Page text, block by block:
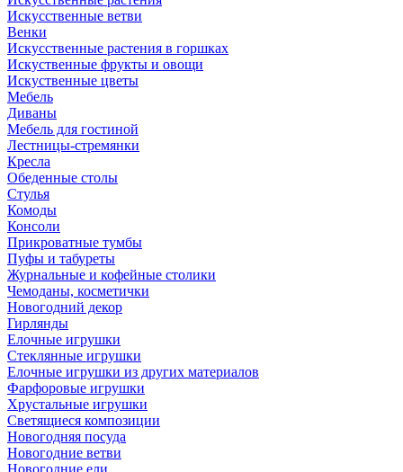
Искусственные ветви
Венки
Искусственные растения в горшках
Искуственные фрукты и овощи
Искуственные цветы
Мебель
Диваны
Мебель для гостиной
Лестницы-стремянки
Кресла
Обеденные столы
Стулья
Комоды
Консоли
Прикроватные тумбы
Пуфы и табуреты
Журнальные и кофейные столики
Чемоданы, косметички
Новогодний декор
Гирлянды
Елочные игрушки
Стеклянные игрушки
Елочные игрушки из других материалов
Фарфоровые игрушки
Хрустальные игрушки
Светящиеся композиции
Новогодняя посуда
Новогодние ветви
Новогодние ели